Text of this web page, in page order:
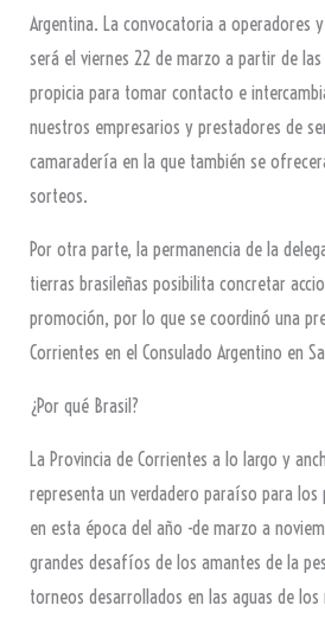
Argentina. La convocatoria a operadores
será el viernes 22 de marzo a partir de
propicia para tomar contacto e
nuestros empresarios y prestadores de
camaradería en la que también se
sorteos.
Por otra parte, la permanencia de la
tierras brasileñas posibilita concretar
promoción, por lo que se coordinó una
Corrientes en el Consulado Argentino en
¿Por qué Brasil?
La Provincia de Corrientes a lo largo y
representa un verdadero paraíso para los
en esta época del año -de marzo a
grandes desafíos de los amantes de la
torneos desarrollados en las aguas de